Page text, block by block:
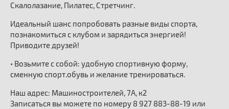
Скалолазание, Пилатес, Стретчинг.
Идеальный шанс попробовать разные виды спорта,
познакомиться с клубом и зарядиться энергией!
Приводите друзей!
• Возьмите с собой: удобную спортивную форму,
сменную спорт.обувь и желание тренироваться.
Наш адрес: Машиностроителей, 7А, к2
Записаться вы можете по номеру 8 927 883-88-19 или